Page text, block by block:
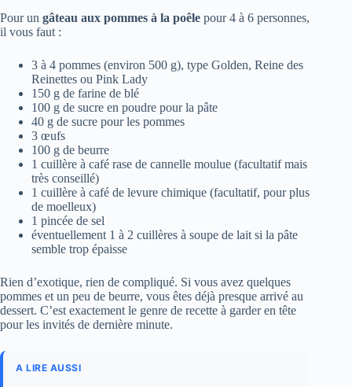
Pour un gâteau aux pommes à la poêle pour 4 à 6 personnes,
il vous faut :
3 à 4 pommes (environ 500 g), type Golden, Reine des
Reinettes ou Pink Lady
150 g de farine de blé
100 g de sucre en poudre pour la pâte
40 g de sucre pour les pommes
3 œufs
100 g de beurre
1 cuillère à café rase de cannelle moulue (facultatif mais
très conseillé)
1 cuillère à café de levure chimique (facultatif, pour plus
de moelleux)
1 pincée de sel
éventuellement 1 à 2 cuillères à soupe de lait si la pâte
semble trop épaisse
Rien d’exotique, rien de compliqué. Si vous avez quelques
pommes et un peu de beurre, vous êtes déjà presque arrivé au
dessert. C’est exactement le genre de recette à garder en tête
pour les invités de dernière minute.
A LIRE AUSSI